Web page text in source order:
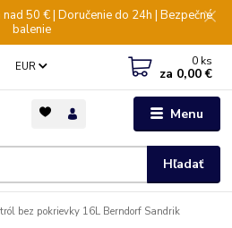
50 € | Doručenie do 24h | Bezpečné
balenie
Menu
EUR
Hľadať
0 ks
za 0,00 €
bez pokrievky 16L Berndorf Sandrik